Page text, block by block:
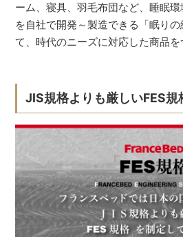
ーム、寝具、羽毛布団など、睡眠
を自社で開発～製造できる「眠り
て、時代のニーズに対応した商品を
JIS規格よりも厳しいFES規